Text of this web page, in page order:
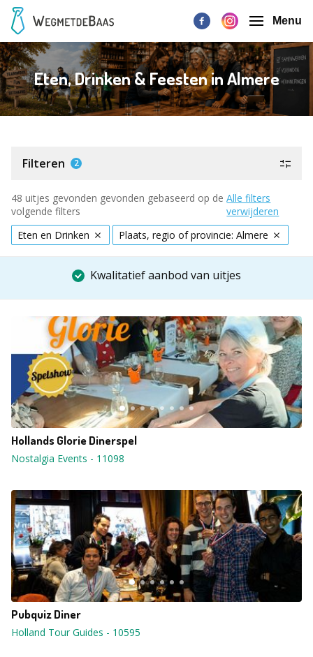
Menu
Eten, Drinken & Feesten in Almere
Filteren 2
48 uitjes gevonden gevonden gebaseerd op de
volgende filters
Alle filters
verwijderen
Eten en Drinken
Plaats, regio of provincie: Almere
Kwalitatief aanbod van uitjes
Hollands Glorie Dinerspel
Nostalgia Events - 11098
Pubquiz Diner
Holland Tour Guides - 10595